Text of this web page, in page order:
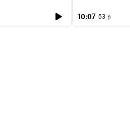
10:07 53 ր